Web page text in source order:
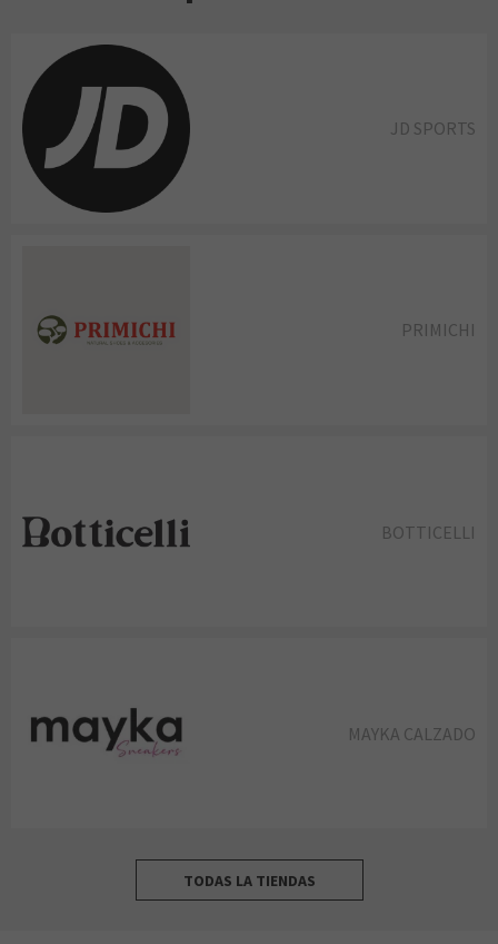
JD SPORTS
PRIMICHI
BOTTICELLI
MAYKA CALZADO
TODAS LA TIENDAS